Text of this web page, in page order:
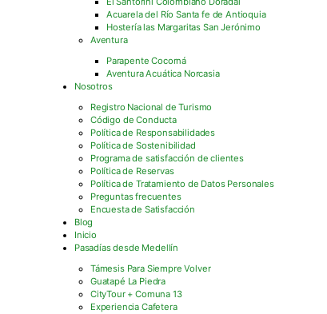
Acuarela del Río Santa fe de Antioquia
Hostería las Margaritas San Jerónimo
Aventura
Parapente Cocorná
Aventura Acuática Norcasia
Nosotros
Registro Nacional de Turismo
Código de Conducta
Política de Responsabilidades
Política de Sostenibilidad
Programa de satisfacción de clientes
Política de Reservas
Política de Tratamiento de Datos Personales
Preguntas frecuentes
Encuesta de Satisfacción
Blog
Inicio
Pasadías desde Medellín
Támesis Para Siempre Volver
Guatapé La Piedra
CityTour + Comuna 13
Experiencia Cafetera